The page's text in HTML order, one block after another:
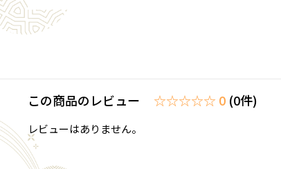
この商品のレビュー ☆☆☆☆☆ 0 (0件)
レビューはありません。